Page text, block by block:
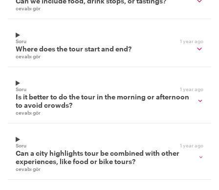
cevabı gör
Soru 1 year ago
Where does the tour start and end?
cevabı gör
Soru 1 year ago
Is it better to do the tour in the morning or afternoon
to avoid crowds?
cevabı gör
Soru 1 year ago
Can a city highlights tour be combined with other
experiences, like food or bike tours?
cevabı gör